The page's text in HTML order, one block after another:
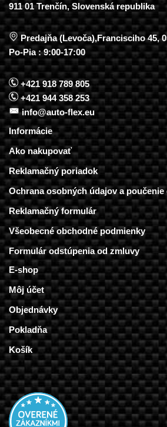
911 01 Trenčín, Slovenská republika
Predajňa (Levoča),Francisciho 45,
Po-Pia : 9:00-17:00
+421 918 789 805
+421 944 358 253
info@auto-flex.eu
Informácie
Ako nakupovať
Reklamačný poriadok
Ochrana osobných údajov a poučenie
Reklamačný formulár
Všeobecné obchodné podmienky
Formulár odstúpenia od zmluvy
E-shop
Môj účet
Objednávky
Pokladňa
Košík